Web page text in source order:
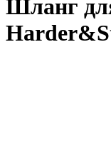
Шланг